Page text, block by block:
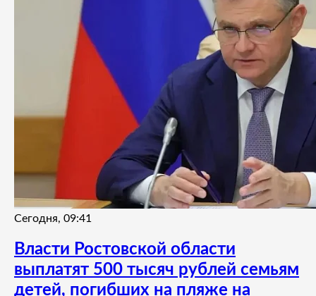
Сегодня, 09:41
Власти Ростовской области
выплатят 500 тысяч рублей семьям
детей, погибших на пляже на